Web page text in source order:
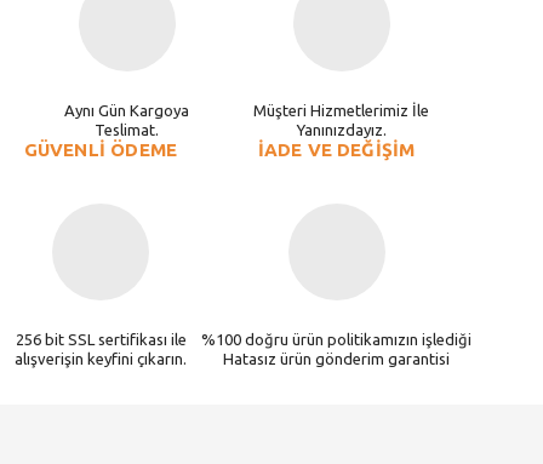
Aynı Gün Kargoya
Teslimat.
Müşteri Hizmetlerimiz İle
Yanınızdayız.
GÜVENLİ ÖDEME
256 bit SSL sertifikası ile
alışverişin keyfini çıkarın.
İADE VE DEĞİŞİM
%100 doğru ürün politikamızın işlediği
Hatasız ürün gönderim garantisi